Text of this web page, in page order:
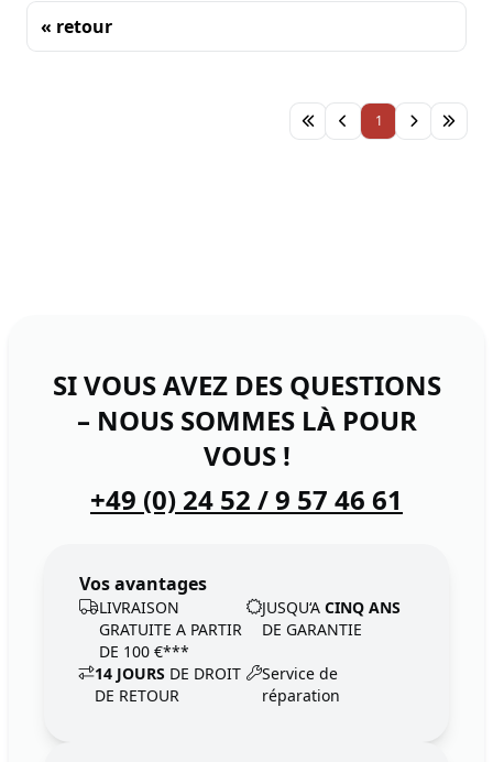
« retour
1
SI VOUS AVEZ DES QUESTIONS
– NOUS SOMMES LÀ POUR
VOUS !
+49 (0) 24 52 / 9 57 46 61
Vos avantages
LIVRAISON
GRATUITE A PARTIR
DE 100 €***
JUSQU‘A CINQ ANS
DE GARANTIE
14 JOURS DE DROIT
DE RETOUR
Service de
réparation